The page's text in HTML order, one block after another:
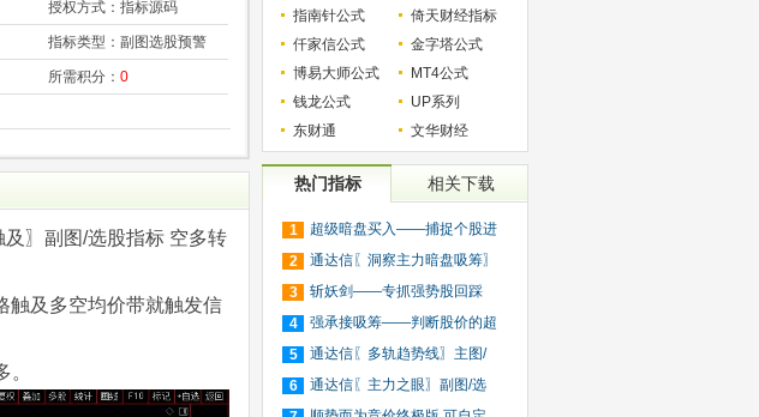
授权方式： 指标源码
指标类型： 副图选股预警
所需积分： 0
〗副图/选股指标 空多转
触及多空均价带就触发信
指南针公式
倚天财经指标
仟家信公式
金字塔公式
博易大师公式
MT4公式
钱龙公式
UP系列
东财通
文华财经
热门指标 相关下载
1
超级暗盘买入——捕捉个股进
入
2
通达信〖洞察主力暗盘吸筹〗
捕
3
斩妖剑——专抓强势股回踩
20日
4
强承接吸筹——判断股价的超
买
5
通达信〖多轨趋势线〗主图/
选
6
通达信〖主力之眼〗副图/选